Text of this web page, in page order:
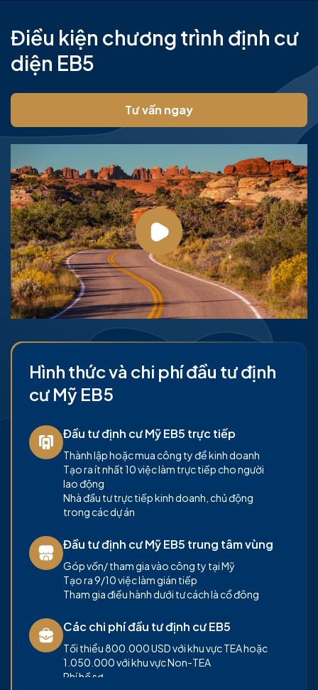
Điều kiện chương trình định cư
diện EB5
Tư vấn ngay
Hình thức và chi phí đầu tư định
cư Mỹ EB5
Đầu tư định cư Mỹ EB5 trực tiếp
Thành lập hoặc mua công ty để kinh doanh
Tạo ra ít nhất 10 việc làm trực tiếp cho người
lao động
Nhà đầu tư trực tiếp kinh doanh, chủ động
trong các dự án
Đầu tư định cư Mỹ EB5 trung tâm vùng
Góp vốn/ tham gia vào công ty tại Mỹ
Tạo ra 9/10 việc làm gián tiếp
Tham gia điều hành dưới tư cách là cổ đông
Các chi phí đầu tư định cư EB5
Tối thiểu 800.000 USD với khu vực TEA hoặc
1.050.000 với khu vực Non-TEA
Phí hồ sơ